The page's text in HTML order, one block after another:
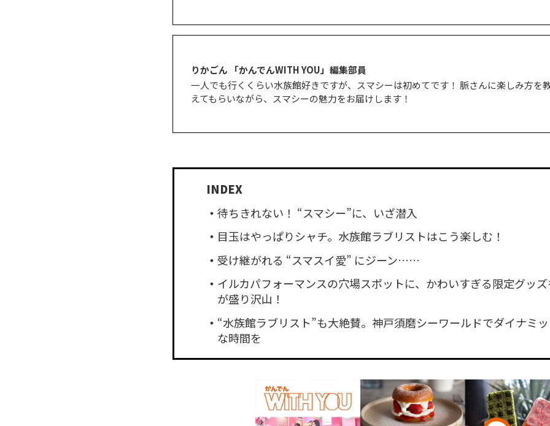
りかごん 「かんでんWITH YOU」編集部員
一人でも行くくらい水族館好きですが、スマシーは初めてです！ 脈さんに楽しみ方を
えてもらいながら、スマシーの魅力をお届けします！
待ちきれない！ “スマシー”に、いざ潜入
目玉はやっぱりシャチ。水族館ラブリストはこう楽しむ！
受け継がれる “スマスイ愛” にジーン……
イルカパフォーマンスの穴場スポットに、かわいすぎる限定グッ
が盛り沢山！
“水族館ラブリスト”も大絶賛。神戸須磨シーワールドでダイナミ
な時間を